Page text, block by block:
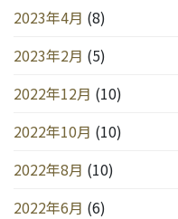
2023年4月 (8)
2023年2月 (5)
2022年12月 (10)
2022年10月 (10)
2022年8月 (10)
2022年6月 (6)